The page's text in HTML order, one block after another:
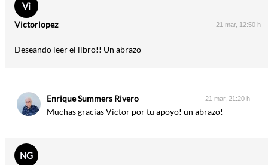
Vi
Victorlopez 21 mar, 12:50 h
Deseando leer el libro!! Un abrazo
Enrique Summers Rivero 21 mar, 21:20 h
Muchas gracias Victor por tu apoyo! un abrazo!
NG